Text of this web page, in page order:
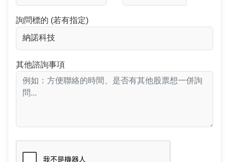
詢問標的 (若有指定)
其他諮詢事項